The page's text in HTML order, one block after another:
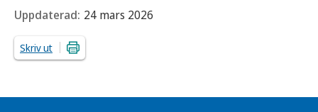
Uppdaterad: 24 mars 2026
Skriv ut